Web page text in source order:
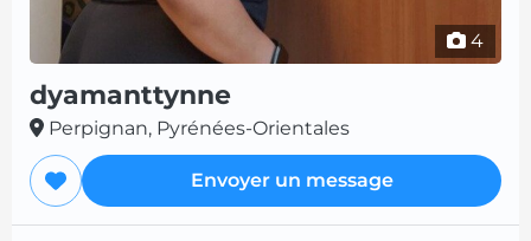
4
dyamanttynne
Perpignan, Pyrénées-Orientales
Envoyer un message